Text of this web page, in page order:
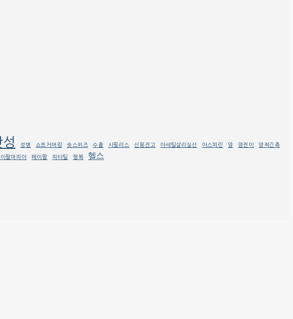
성병 쇼트커버링 숏스퀴즈 수출 시필리스 신용잔고 아세틸살리실산 아스피린 암 암전이 양적긴축
팔마피아 페이팔 피터틸 행복 헬스